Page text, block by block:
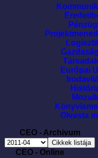
Európai
Mozaik
Olvasta
CEO - Archivum
CEO - Online